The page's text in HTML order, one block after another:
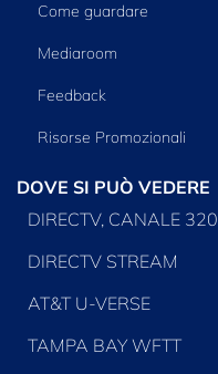
Come guardare
Mediaroom
Feedback
Risorse Promozionali
DOVE SI PUÒ VEDERE
DIRECTV, CANALE 320
DIRECTV STREAM
AT&T U-VERSE
TAMPA BAY WFTT